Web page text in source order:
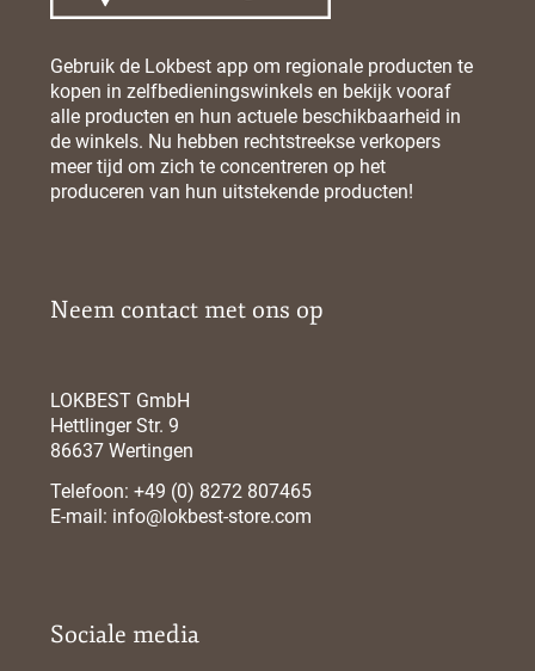
Gebruik de Lokbest app om regionale producten te
kopen in zelfbedieningswinkels en bekijk vooraf
alle producten en hun actuele beschikbaarheid in
de winkels. Nu hebben rechtstreekse verkopers
meer tijd om zich te concentreren op het
produceren van hun uitstekende producten!
Neem contact met ons op
LOKBEST GmbH
Hettlinger Str. 9
86637 Wertingen
Telefoon:+49 (0) 8272 807465
E-mail: info@lokbest-store.com
Sociale media